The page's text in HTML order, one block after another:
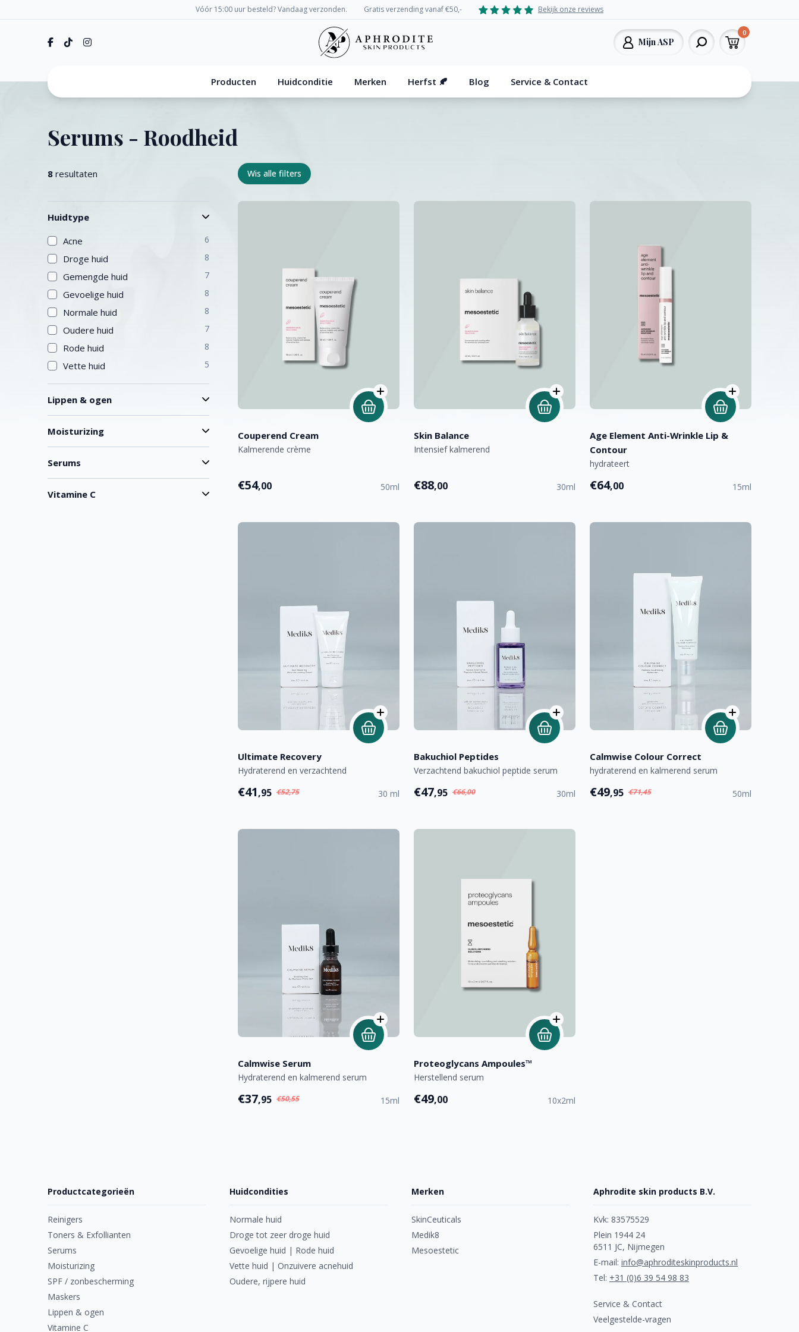
Vóór 15:00 uur besteld? Vandaag verzonden. Gratis verzending vanaf €50,- Bekijk onze reviews
Mijn ASP
0
Producten Huidconditie Merken Herfst 🍂 Blog Service & Contact
Serums - Roodheid
8 resultaten Wis alle filters
Huidtype
Acne
6
Droge huid 8
Gemengde huid 7
Gevoelige huid 8
Normale huid 8
Oudere huid 7
Rode huid 8
Vette huid 5
Lippen & ogen
Moisturizing
Serums
Vitamine C
Couperend Cream
Kalmerende crème
€54,00 50ml
Skin Balance
Intensief kalmerend
€88,00 30ml
Age Element Anti-Wrinkle Lip &
Contour
hydrateert
€64,00 15ml
Ultimate Recovery
Hydraterend en verzachtend
€41,95 €52,75 30 ml
Bakuchiol Peptides
Verzachtend bakuchiol peptide serum
€47,95 €66,00 30ml
Calmwise Colour Correct
hydraterend en kalmerend serum
€49,95 €71,45 50ml
Calmwise Serum
Hydraterend en kalmerend serum
€37,95 €50,55 15ml
Proteoglycans Ampoules™
Herstellend serum
€49,00 10x2ml
Productcategorieën
Reinigers
Toners & Exfollianten
Serums
Moisturizing
SPF / zonbescherming
Maskers
Lippen & ogen
Vitamine C
Huidcondities
Normale huid
Droge tot zeer droge huid
Gevoelige huid | Rode huid
Vette huid | Onzuivere acnehuid
Oudere, rijpere huid
Merken
SkinCeuticals
Medik8
Mesoestetic
Aphrodite skin products B.V.
Kvk: 83575529
Plein 1944 24
6511 JC, Nijmegen
E-mail: info@aphroditeskinproducts.nl
Tel: +31 (0)6 39 54 98 83
Service & Contact
Veelgestelde-vragen